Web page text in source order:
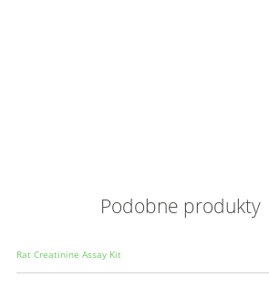
Podobne produkty
Rat Creatinine Assay Kit